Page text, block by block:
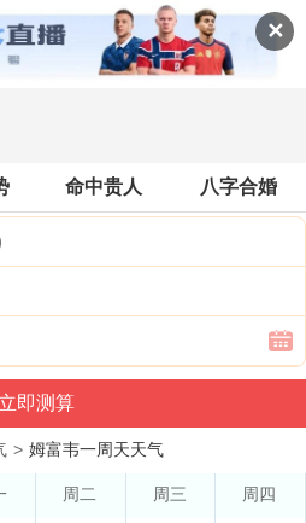
✕
界天气
命中贵人 八字合婚
> 姆富韦一周天天气
周二 周三 周四